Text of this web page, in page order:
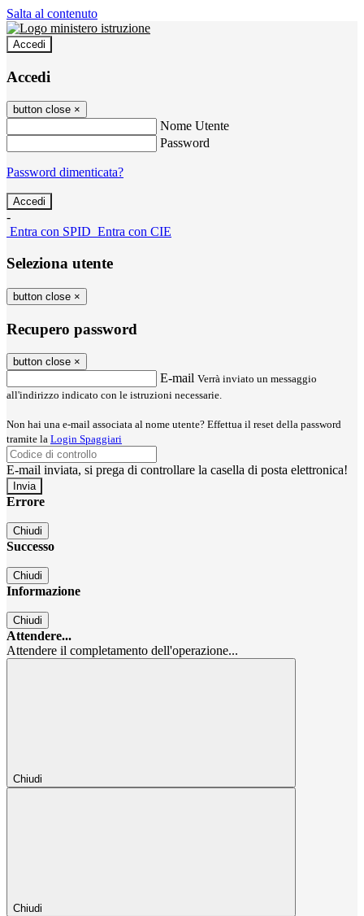
Salta al contenuto
Accedi
Accedi
button close ×
Nome Utente
Password
Password dimenticata?
-
Entra con SPID Entra con CIE
Seleziona utente
button close ×
Recupero password
button close ×
E-mail Verrà inviato un messaggio
all'indirizzo indicato con le istruzioni necessarie.
Non hai una e-mail associata al nome utente? Effettua il reset della password
tramite la Login Spaggiari
E-mail inviata, si prega di controllare la casella di posta elettronica!
Errore
Chiudi
Successo
Chiudi
Informazione
Chiudi
Attendere...
Attendere il completamento dell'operazione...
Chiudi
Chiudi